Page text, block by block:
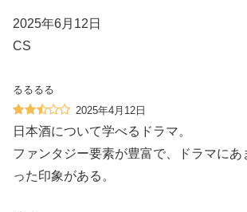
2025年6月12日
CS
るるるる
2025年4月12日
日本酒について学べるドラマ。
ファンタジー要素が豊富で、ドラマにあ
った印象がある。